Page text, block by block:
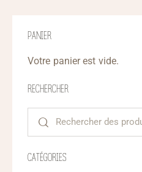
PANIER
Votre panier est vide.
RECHERCHER
CATÉGORIES